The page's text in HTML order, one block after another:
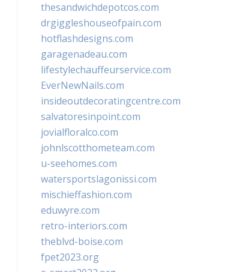
thesandwichdepotcos.com
drgiggleshouseofpain.com
hotflashdesigns.com
garagenadeau.com
lifestylechauffeurservice.com
EverNewNails.com
insideoutdecoratingcentre.com
salvatoresinpoint.com
jovialfloralco.com
johnlscotthometeam.com
u-seehomes.com
watersportslagonissi.com
mischieffashion.com
eduwyre.com
retro-interiors.com
theblvd-boise.com
fpet2023.org